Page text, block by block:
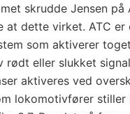
skrudde Jensen
at dette virket. ATC er
som aktiverer
rødt eller slukket
aktiveres ved
lokomotivfører stiller